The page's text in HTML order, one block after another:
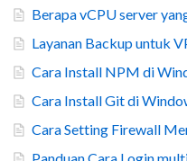
Berapa vCPU server
Layanan Backup untuk
Cara Install NPM di
Cara Install Git di
Cara Setting Firewall